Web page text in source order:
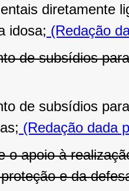
diretamente
idosa; (Redação
de subsídios
de subsídios
(Redação dada
o apoio à
e da